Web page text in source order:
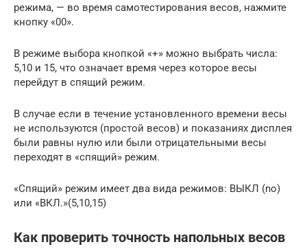
режима, — во время самотестирования весов, нажмите
кнопку «00».
В режиме выбора кнопкой «+» можно выбрать числа:
5,10 и 15, что означает время через которое весы
перейдут в спящий режим.
В случае если в течение установленного времени весы
не используются (простой весов) и показаниях дисплея
были равны нулю или были отрицательными весы
переходят в «спящий» режим.
«Спящий» режим имеет два вида режимов: ВЫКЛ (no)
или «ВКЛ.»(5,10,15)
Как проверить точность напольных весов